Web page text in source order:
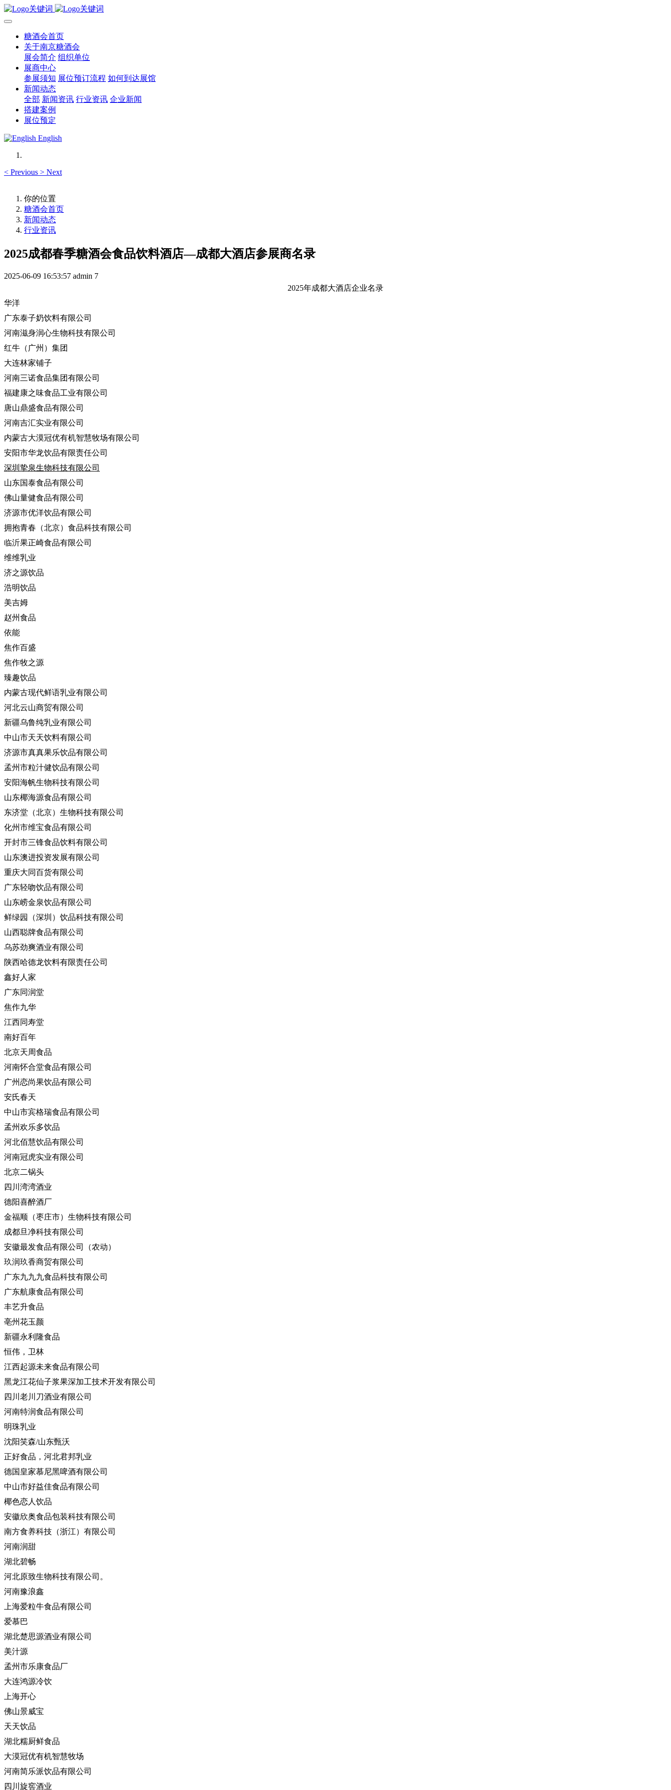
糖酒会首页
关于南京糖酒会
展会简介 组织单位
展商中心
参展须知 展位预订流程 如何到达展馆
新闻动态
全部 新闻资讯 行业资讯 企业新闻
搭建案例
展位预定
English
< Previous > Next
你的位置
糖酒会首页
新闻动态
行业资讯
2025成都春季糖酒会食品饮料酒店—成都大酒店参展商名录
2025-06-09 16:53:57 admin 7
2025年成都大酒店企业名录
华洋
广东泰子奶饮料有限公司
河南滋身润心生物科技有限公司
红牛（广州）集团
大连林家铺子
河南三诺食品集团有限公司
福建康之味食品工业有限公司
唐山鼎盛食品有限公司
河南吉汇实业有限公司
内蒙古大漠冠优有机智慧牧场有限公司
安阳市华龙饮品有限责任公司
深圳挚泉生物科技有限公司
山东国泰食品有限公司
佛山量健食品有限公司
济源市优洋饮品有限公司
拥抱青春（北京）食品科技有限公司
临沂果正崎食品有限公司
维维乳业
济之源饮品
浩明饮品
美吉姆
赵州食品
依能
焦作百盛
焦作牧之源
臻趣饮品
内蒙古现代鲜语乳业有限公司
河北云山商贸有限公司
新疆乌鲁纯乳业有限公司
中山市天天饮料有限公司
济源市真真果乐饮品有限公司
孟州市粒汁健饮品有限公司
安阳海帆生物科技有限公司
山东椰海源食品有限公司
东济堂（北京）生物科技有限公司
化州市维宝食品有限公司
开封市三锋食品饮料有限公司
山东澳进投资发展有限公司
重庆大同百货有限公司
广东轻吻饮品有限公司
山东崂金泉饮品有限公司
鲜绿园（深圳）饮品科技有限公司
山西聪牌食品有限公司
乌苏劲爽酒业有限公司
陕西哈德龙饮料有限责任公司
鑫好人家
广东同润堂
焦作九华
江西同寿堂
南好百年
北京天周食品
河南怀合堂食品有限公司
广州恋尚果饮品有限公司
安氏春天
中山市宾格瑞食品有限公司
孟州欢乐多饮品
河北佰慧饮品有限公司
河南冠虎实业有限公司
北京二锅头
四川湾湾酒业
德阳喜醉酒厂
金福顺（枣庄市）生物科技有限公司
成都旦净科技有限公司
安徽最发食品有限公司（农动）
玖润玖香商贸有限公司
广东九九九食品科技有限公司
广东航康食品有限公司
丰艺升食品
亳州花玉颜
新疆永利隆食品
恒伟，卫林
江西起源未来食品有限公司
黑龙江花仙子浆果深加工技术开发有限公司
四川老川刀酒业有限公司
河南特润食品有限公司
明珠乳业
沈阳笑森/山东甄沃
正好食品，河北君邦乳业
德国皇家慕尼黑啤酒有限公司
中山市好益佳食品有限公司
椰色恋人饮品
安徽欣奥食品包装科技有限公司
南方食养科技（浙江）有限公司
河南润甜
湖北碧畅
河北原致生物科技有限公司。
河南豫浪鑫
上海爱粒牛食品有限公司
爱慕巴
湖北楚思源酒业有限公司
美汁源
孟州市乐康食品厂
大连鸿源冷饮
上海开心
佛山景威宝
天天饮品
湖北糯厨鲜食品
大漠冠优有机智慧牧场
河南简乐派饮品有限公司
四川旋窖酒业